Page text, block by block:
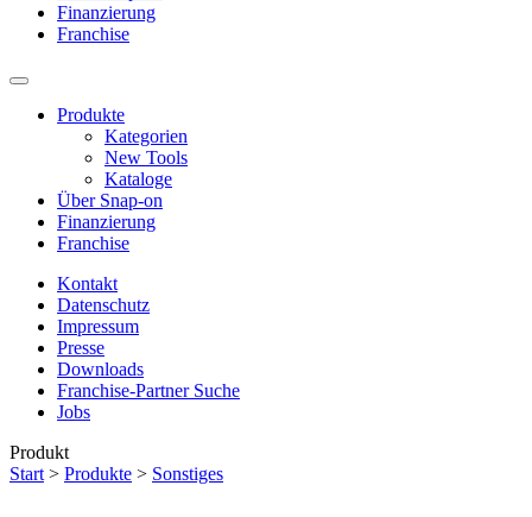
Finanzierung
Franchise
Produkte
Kategorien
New Tools
Kataloge
Über Snap-on
Finanzierung
Franchise
Kontakt
Datenschutz
Impressum
Presse
Downloads
Franchise-Partner Suche
Jobs
Produkt
Start > Produkte > Sonstiges